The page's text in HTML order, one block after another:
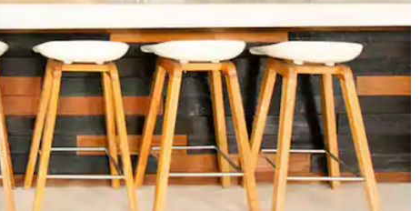
画面をタッチまたはスワイプして検索結果を確認することができます。